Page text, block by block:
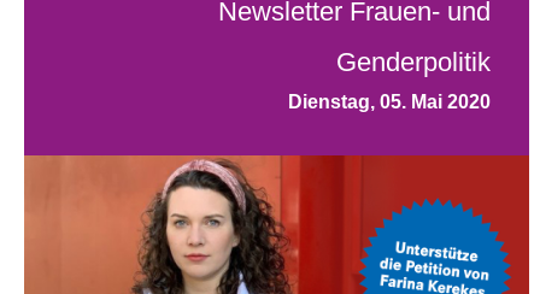
Newsletter Frauen- und
Genderpolitik
Dienstag, 05. Mai 2020